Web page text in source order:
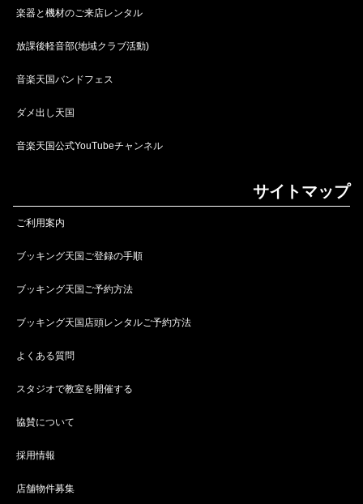
楽器と機材のご来店レンタル
放課後軽音部(地域クラブ活動)
音楽天国バンドフェス
ダメ出し天国
音楽天国公式YouTubeチャンネル
サイトマップ
ご利用案内
ブッキング天国ご登録の手順
ブッキング天国ご予約方法
ブッキング天国店頭レンタルご予約方法
よくある質問
スタジオで教室を開催する
協賛について
採用情報
店舗物件募集